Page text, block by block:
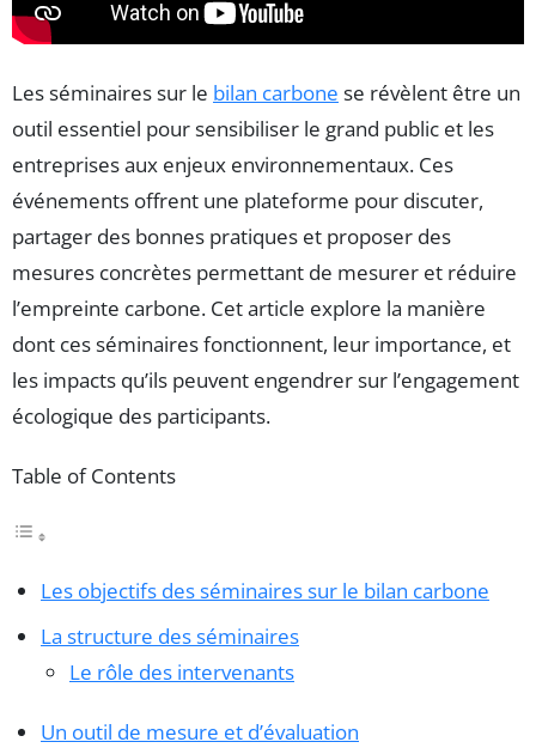
Les séminaires sur le bilan carbone se révèlent être un
outil essentiel pour sensibiliser le grand public et les
entreprises aux enjeux environnementaux. Ces
événements offrent une plateforme pour discuter,
partager des bonnes pratiques et proposer des
mesures concrètes permettant de mesurer et réduire
l’empreinte carbone. Cet article explore la manière
dont ces séminaires fonctionnent, leur importance, et
les impacts qu’ils peuvent engendrer sur l’engagement
écologique des participants.
Table of Contents
Les objectifs des séminaires sur le bilan carbone
La structure des séminaires
Le rôle des intervenants
Un outil de mesure et d’évaluation